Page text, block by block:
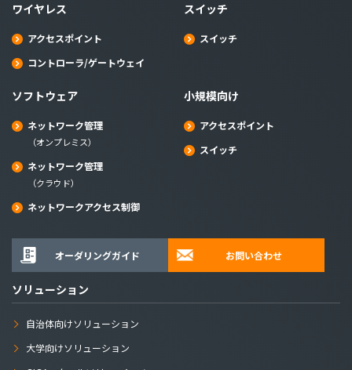
ワイヤレス
アクセスポイント
コントローラ/ゲートウェイ
スイッチ
スイッチ
ソフトウェア
ネットワーク管理
（オンプレミス）
ネットワーク管理
（クラウド）
ネットワークアクセス制御
小規模向け
アクセスポイント
スイッチ
オーダリングガイド お問い合わせ
ソリューション
自治体向けソリューション
大学向けソリューション